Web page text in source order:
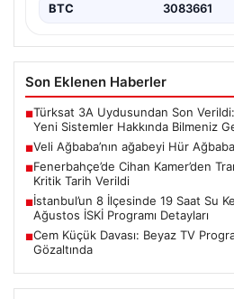
BTC 3083661
Son Eklenen Haberler
■Türksat 3A Uydusundan Son
Yeni Sistemler Hakkında Bilmeniz
■Veli Ağbaba’nın ağabeyi Hür
■Fenerbahçe’de Cihan Kamer’den
Kritik Tarih Verildi
■İstanbul’un 8 İlçesinde 19 Saat Su
Ağustos İSKİ Programı Detayları
■Cem Küçük Davası: Beyaz TV
Gözaltında